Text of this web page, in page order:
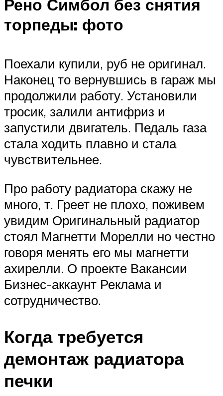
Рено Симбол без снятия
торпеды: фото
Поехали купили, руб не оригинал.
Наконец то вернувшись в гараж мы
продолжили работу. Установили
тросик, залили антифриз и
запустили двигатель. Педаль газа
стала ходить плавно и стала
чувствительнее.
Про работу радиатора скажу не
много, т. Греет не плохо, поживем
увидим Оригинальный радиатор
стоял Магнетти Морелли но честно
говоря менять его мы магнетти
ахирелли. О проекте Вакансии
Бизнес-аккаунт Реклама и
сотрудничество.
Когда требуется
демонтаж радиатора
печки